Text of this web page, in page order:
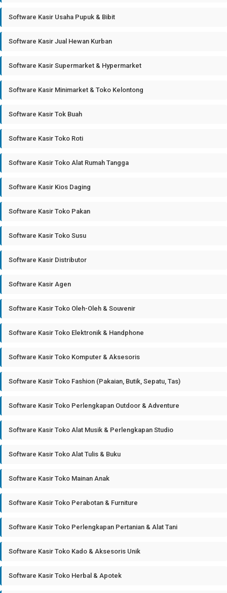
Software Kasir Usaha Pupuk & Bibit
Software Kasir Jual Hewan Kurban
Software Kasir Supermarket & Hypermarket
Software Kasir Minimarket & Toko Kelontong
Software Kasir Tok Buah
Software Kasir Toko Roti
Software Kasir Toko Alat Rumah Tangga
Software Kasir Kios Daging
Software Kasir Toko Pakan
Software Kasir Toko Susu
Software Kasir Distributor
Software Kasir Agen
Software Kasir Toko Oleh-Oleh & Souvenir
Software Kasir Toko Elektronik & Handphone
Software Kasir Toko Komputer & Aksesoris
Software Kasir Toko Fashion (Pakaian, Butik, Sepatu, Tas)
Software Kasir Toko Perlengkapan Outdoor & Adventure
Software Kasir Toko Alat Musik & Perlengkapan Studio
Software Kasir Toko Alat Tulis & Buku
Software Kasir Toko Mainan Anak
Software Kasir Toko Perabotan & Furniture
Software Kasir Toko Perlengkapan Pertanian & Alat Tani
Software Kasir Toko Kado & Aksesoris Unik
Software Kasir Toko Herbal & Apotek